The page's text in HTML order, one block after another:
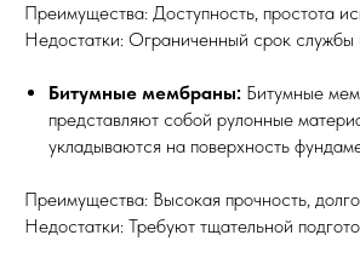
Преимущества: Доступность, простота
Недостатки: Ограниченный срок службы
Битумные мембраны: Битумные
представляют собой рулонные
укладываются на поверхность
Преимущества: Высокая прочность,
Недостатки: Требуют тщательной